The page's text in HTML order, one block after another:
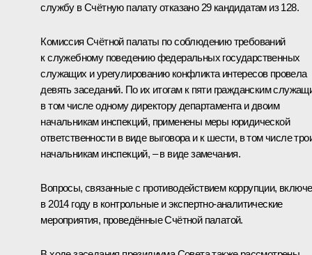
службу в Счётную палату отказано 29 кандидатам из 128.
Комиссия Счётной палаты по соблюдению требований
к служебному поведению федеральных государственных
служащих и урегулированию конфликта интересов провела
девять заседаний. По их итогам к пяти гражданским
в том числе одному директору департамента и двоим
начальникам инспекций, применены меры юридической
ответственности в виде выговора и к шести, в том числе
начальникам инспекций, – в виде замечания.
Вопросы, связанные с противодействием коррупции,
в 2014 году в контрольные и экспертно-аналитические
мероприятия, проведённые Счётной палатой.